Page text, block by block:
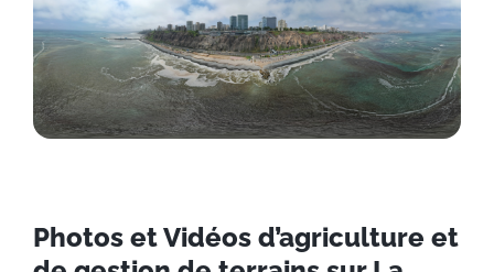
Photos et Vidéos d’agriculture et